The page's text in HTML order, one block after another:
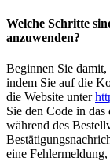
Welche Schritte
anzuwenden?
Beginnen Sie damit,
indem Sie auf die
die Website unter
Sie den Code in
während des
eine